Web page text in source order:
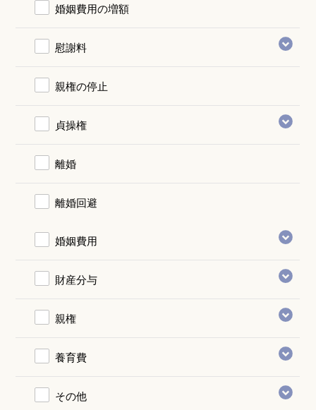
婚姻費用の増額
慰謝料
親権の停止
貞操権
離婚
離婚回避
婚姻費用
財産分与
親権
養育費
その他